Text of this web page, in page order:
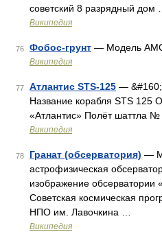
советский 8 разрядный дом …
Википедия
76 Фобос-грунт — Модель АМС
Википедия
77 Атлантис STS-125 —
Название корабля STS 125
«Атлантис» Полёт шаттла №
Википедия
78 Гранат (обсерватория) —
астрофизическая
изображение обсерватории
Советская космическая
НПО им. Лавочкина …
Википедия